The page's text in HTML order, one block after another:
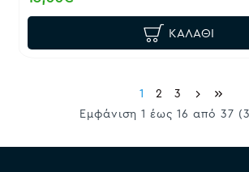
ΚΑΛΆΘΙ
1 2
3
Εμφάνιση 1 έως 16 από 37